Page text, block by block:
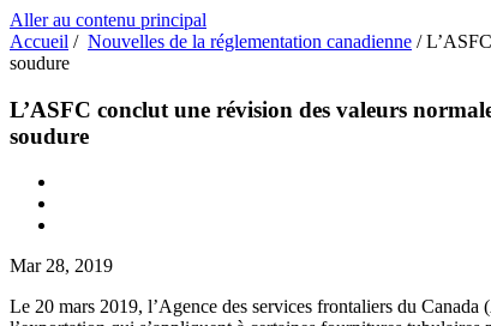
Aller au contenu principal
Accueil / Nouvelles de la réglementation canadienne /
soudure
L’ASFC conclut une révision des valeurs
soudure
Mar 28, 2019
Le 20 mars 2019, l’Agence des services frontaliers du